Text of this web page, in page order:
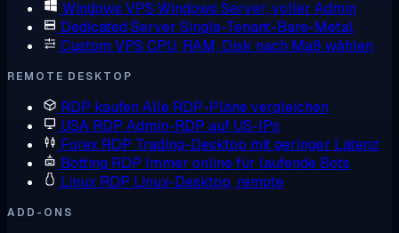
Windows VPS Windows Server, voller Admin
Dedicated Server Single-Tenant-Bare-Metal
Custom VPS CPU, RAM, Disk nach Maß wählen
REMOTE DESKTOP
RDP kaufen Alle RDP-Pläne vergleichen
USA RDP Admin-RDP auf US-IPs
Forex RDP Trading-Desktop mit geringer Latenz
Botting RDP Immer online für laufende Bots
Linux RDP Linux-Desktop, remote
ADD-ONS